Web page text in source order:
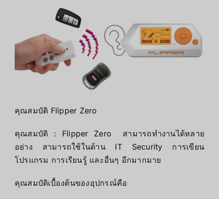
คุณสมบัติ Flipper Zero
คุณสมบัติ : Flipper Zero สามารถทำงานได้หลาย
อย่าง สามารถใช้ในด้าน IT Security การเขียน
โปรแกรม การเรียนรู้ และอื่นๆ อีกมากมาย
คุณสมบัติเบื้องต้นของอุปกรณ์คือ